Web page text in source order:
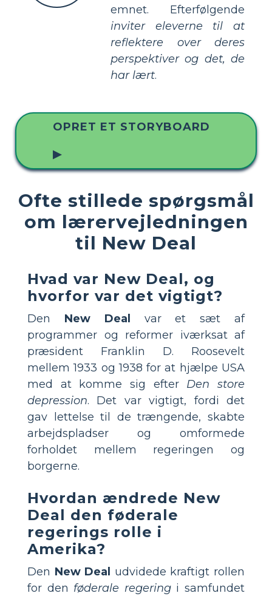
emnet. Efterfølgende
inviter eleverne til at
reflektere over deres
perspektiver og det, de
har lært.
OPRET ET STORYBOARD
▶
Ofte stillede spørgsmål
om lærervejledningen
til New Deal
Hvad var New Deal, og
hvorfor var det vigtigt?
Den New Deal
var et sæt af
programmer og reformer iværksat af
præsident Franklin D. Roosevelt
mellem 1933 og 1938 for at hjælpe USA
med at komme sig efter Den store
depression. Det var vigtigt, fordi det
gav lettelse til de trængende, skabte
arbejdspladser og omformede
forholdet mellem regeringen og
borgerne.
Hvordan ændrede New
Deal den føderale
regerings rolle i
Amerika?
Den New Deal
udvidede kraftigt rollen
for den føderale regeringi samfundet